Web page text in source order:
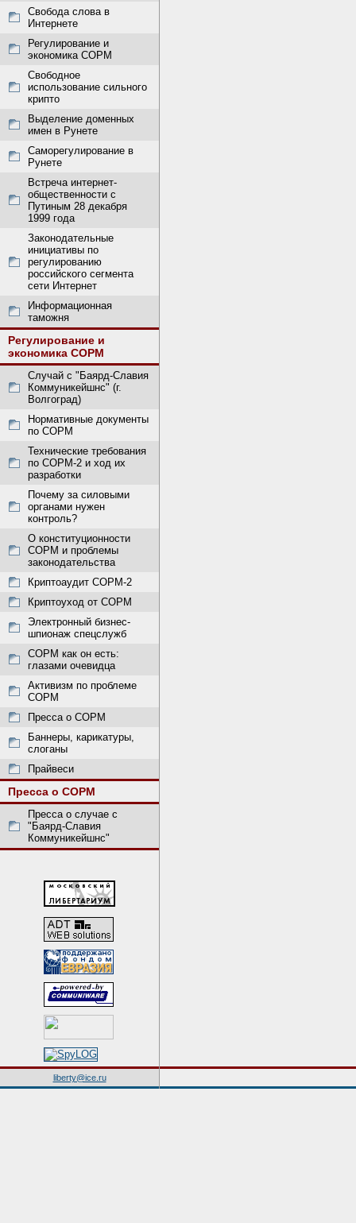
Свобода слова в
Интернете
Регулирование и
экономика СОРМ
Свободное
использование сильного
крипто
Выделение доменных
имен в Рунете
Саморегулирование в
Рунете
Встреча интернет-
общественности с
Путиным 28 декабря
1999 года
Законодательные
инициативы по
регулированию
российского сегмента
сети Интернет
Информационная
таможня
Регулирование и
экономика СОРМ
Случай с "Баярд-Славия
Коммуникейшнс" (г.
Волгоград)
Нормативные документы
по СОРМ
Технические требования
по СОРМ-2 и ход их
разработки
Почему за силовыми
органами нужен
контроль?
О конституционности
СОРМ и проблемы
законодательства
Криптоаудит СОРМ-2
Криптоуход от СОРМ
Электронный бизнес-
шпионаж спецслужб
СОРМ как он есть:
глазами очевидца
Активизм по проблеме
СОРМ
Пресса о СОРМ
Баннеры, карикатуры,
слоганы
Прайвеси
Пресса о СОРМ
Пресса о случае с
"Баярд-Славия
Коммуникейшнс"
liberty@ice.ru